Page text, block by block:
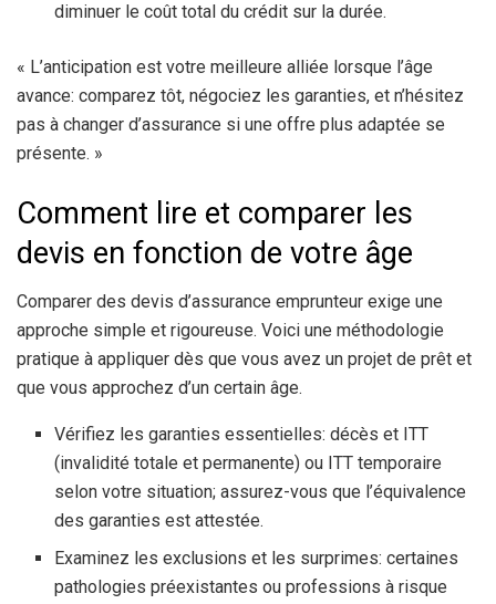
diminuer le coût total du crédit sur la durée.
« L’anticipation est votre meilleure alliée lorsque l’âge
avance: comparez tôt, négociez les garanties, et n’hésitez
pas à changer d’assurance si une offre plus adaptée se
présente. »
Comment lire et comparer les
devis en fonction de votre âge
Comparer des devis d’assurance emprunteur exige une
approche simple et rigoureuse. Voici une méthodologie
pratique à appliquer dès que vous avez un projet de prêt et
que vous approchez d’un certain âge.
Vérifiez les garanties essentielles: décès et ITT
(invalidité totale et permanente) ou ITT temporaire
selon votre situation; assurez-vous que l’équivalence
des garanties est attestée.
Examinez les exclusions et les surprimes: certaines
pathologies préexistantes ou professions à risque